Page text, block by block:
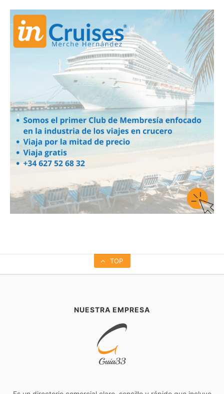
TOP
NUESTRA EMPRESA